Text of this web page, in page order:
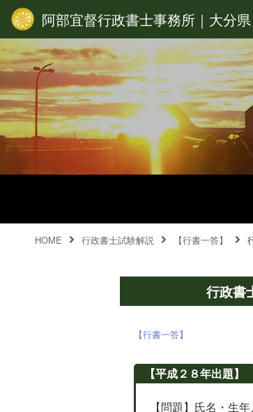
阿部宜督行政書士事務所｜大分県
HOME 行政書士試験解説 【行書一答】
行政書
【行書一答】
【平成２８年出題】
【問題】氏名・生